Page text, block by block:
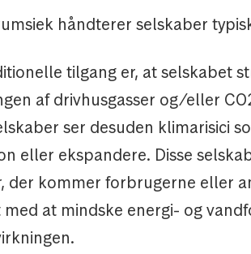
håndterer selskaber
tilgang er, at selskabet
af drivhusgasser og/eller
ser desuden klimarisici
eller ekspandere. Disse
der kommer forbrugerne eller
med at mindske energi- og